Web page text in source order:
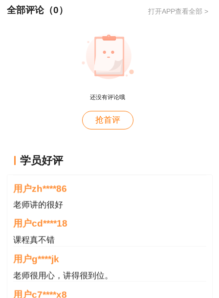
全部评论（0） 打开APP查看全部 >
还没有评论哦
抢首评
学员好评
用户zh****86
老师讲的很好
用户cd****18
课程真不错
用户g****jk
老师很用心，讲得很到位。
用户c7****x8
可以的